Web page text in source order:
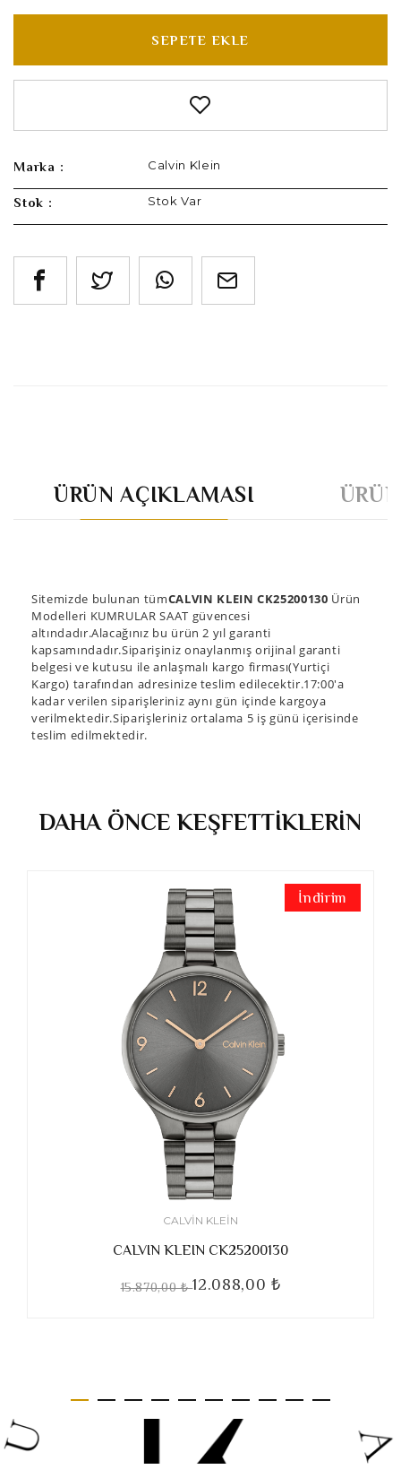
SEPETE EKLE
Marka : Calvin Klein
Stok : Stok Var
ÜRÜN AÇIKLAMASI
Sitemizde bulunan tümCALVIN KLEIN CK25200130 Ürün
Modelleri KUMRULAR SAAT güvencesi
altındadır.Alacağınız bu ürün 2 yıl garanti
kapsamındadır.Siparişiniz onaylanmış orijinal garanti
belgesi ve kutusu ile anlaşmalı kargo firması(Yurtiçi
Kargo) tarafından adresinize teslim edilecektir.17:00'a
kadar verilen siparişleriniz aynı gün içinde kargoya
verilmektedir.Siparişleriniz ortalama 5 iş günü içerisinde
teslim edilmektedir.
DAHA ÖNCE KEŞFETTİKLERİN
İndirim
CALVIN KLEIN
CALVIN KLEIN CK25200130
15.870,00 ₺12.088,00 ₺